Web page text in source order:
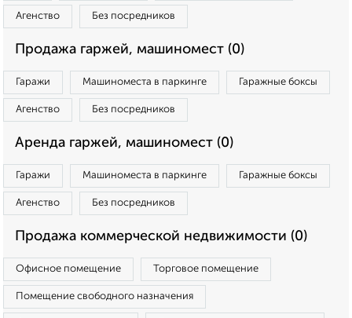
Агенство Без посредников
Продажа гаржей, машиномест (0)
Гаражи Машиноместа в паркинге Гаражные боксы
Агенство Без посредников
Аренда гаржей, машиномест (0)
Гаражи Машиноместа в паркинге Гаражные боксы
Агенство Без посредников
Продажа коммерческой недвижимости (0)
Офисное помещение Торговое помещение
Помещение свободного назначения